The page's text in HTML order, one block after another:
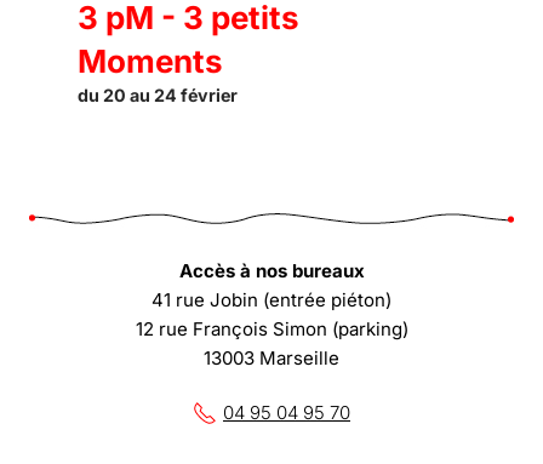
3 pM - 3 petits
Moments
du 20 au 24 février
Accès à nos bureaux
41 rue Jobin (entrée piéton)
12 rue François Simon (parking)
13003 Marseille
04 95 04 95 70